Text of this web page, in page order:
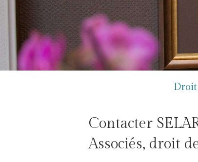
Droit
Contacter
Associés, droit